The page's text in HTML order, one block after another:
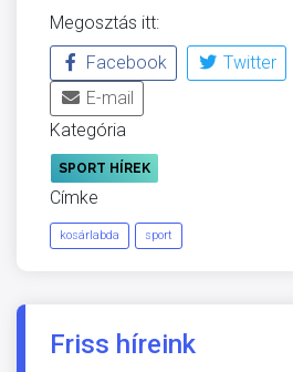
Megosztás itt:
Facebook
Twitter
E-mail
Kategória
SPORT HÍREK
Címke
kosárlabda sport
Friss híreink